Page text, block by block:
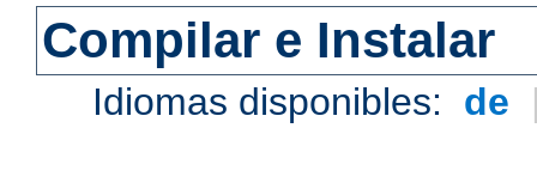
Compilar e Instalar
Idiomas disponibles: de